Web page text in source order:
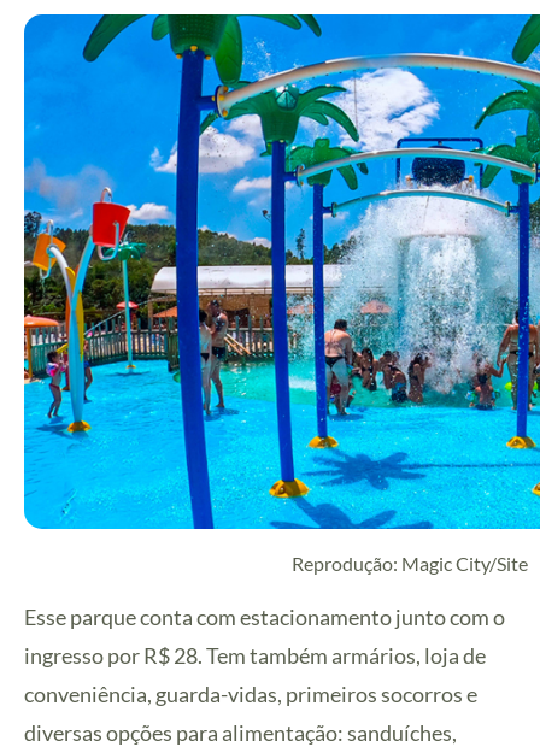
Reprodução: Magic City/Site
Esse parque conta com estacionamento junto com o
ingresso por R$ 28. Tem também armários, loja de
conveniência, guarda-vidas, primeiros socorros e
diversas opções para alimentação: sanduíches,